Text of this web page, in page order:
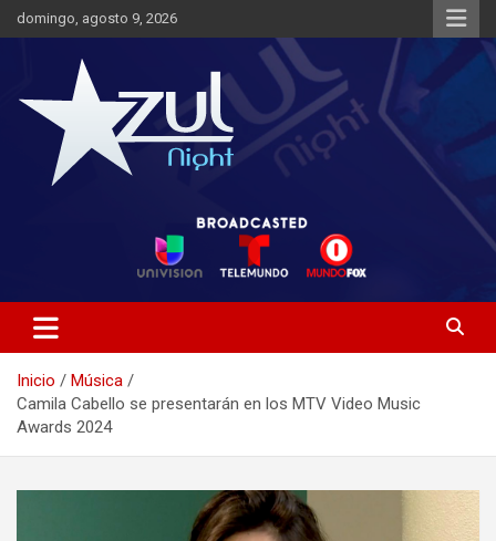
Saltar
al
domingo, agosto 9, 2026
Azul Night TV
Inicio
Música
Camila Cabello se presentarán en los MTV Video Music
Awards 2024